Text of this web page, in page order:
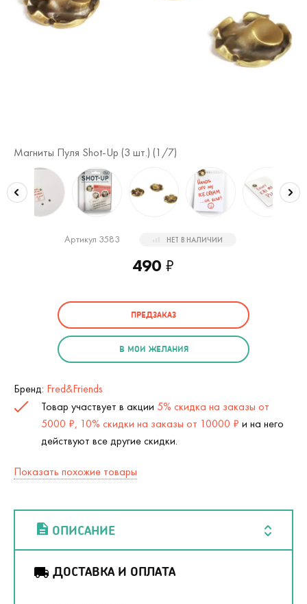
Магниты Пуля Shot-Up (3 шт.) (1 /7)
Артикул 3583 НЕТ В НАЛИЧИИ
490 ₽
ПРЕДЗАКАЗ
В МОИ ЖЕЛАНИЯ
Бренд: Fred&Friends
Товар участвует в акции 5% скидка на заказы от
5000 ₽, 10% скидки на заказы от 10000 ₽ и на него
действуют все другие скидки.
Показать похожие товары
ОПИСАНИЕ
ДОСТАВКА И ОПЛАТА